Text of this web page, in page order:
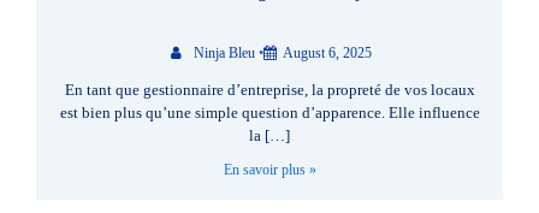
Ninja Bleu • August 6, 2025
En tant que gestionnaire d’entreprise, la propreté de vos locaux
est bien plus qu’une simple question d’apparence. Elle influence
la […]
En savoir plus »